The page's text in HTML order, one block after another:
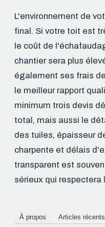
L'environnement de
final. Si votre toit est
le coût de
chantier sera plus
également ses frais
le meilleur rapport
minimum trois devis
total, mais aussi le
des tuiles, épaisseur
charpente et délais
transparent est
sérieux qui respectera
À propos Articles récents